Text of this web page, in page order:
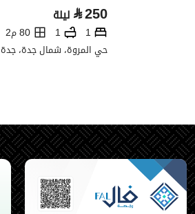
⃁250 ليلة
1
1
80 م2
حي المروة، شمال جدة، جدة